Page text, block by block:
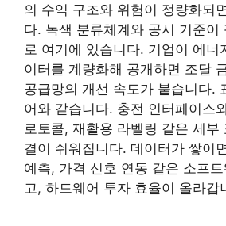
의 수익 구조와 위험이 정량화되
다. 녹색 분류체계와 공시 기준이
로 여기에 있습니다. 기업이 에너
이터를 계량화해 공개하면 조달
공급망의 개선 속도가 붙습니다.
어와 같습니다. 충전 인터페이스
로토콜, 재활용 라벨링 같은 세부
결이 쉬워집니다. 데이터가 쌓이
예측, 가격 신호 연동 같은 소프
고, 하드웨어 투자 효율이 올라갑